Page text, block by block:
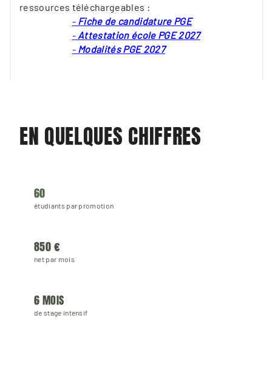
ressources téléchargeables :
- Fiche de candidature PGE
- Attestation école PGE 2027
- Modalités PGE 2027
EN QUELQUES CHIFFRES
60
étudiants par promotion
850 €
net par mois
6 MOIS
de stage intensif